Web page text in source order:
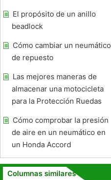
El propósito de un anillo
beadlock
Cómo cambiar un neumático
de repuesto
Las mejores maneras de
almacenar una motocicleta
para la Protección Ruedas
Cómo comprobar la presión
de aire en un neumático en
un Honda Accord
Columnas similares